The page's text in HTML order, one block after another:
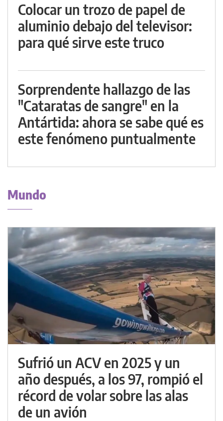
Colocar un trozo de papel de
aluminio debajo del televisor:
para qué sirve este truco
Sorprendente hallazgo de las
"Cataratas de sangre" en la
Antártida: ahora se sabe qué es
este fenómeno puntualmente
Mundo
Sufrió un ACV en 2025 y un
año después, a los 97, rompió el
récord de volar sobre las alas
de un avión